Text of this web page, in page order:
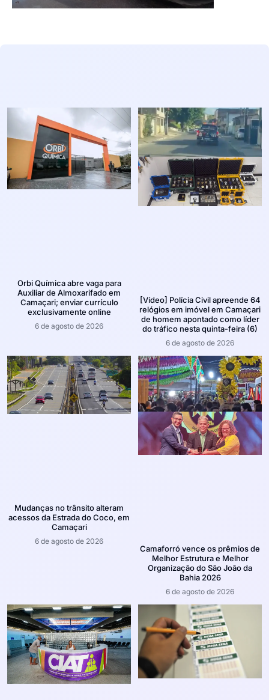
Orbi Química abre vaga para
Auxiliar de Almoxarifado em
Camaçari; enviar currículo
exclusivamente online
6 de agosto de 2026
[Vídeo] Polícia Civil apreende 64
relógios em imóvel em Camaçari
de homem apontado como líder
do tráfico nesta quinta-feira (6)
6 de agosto de 2026
Mudanças no trânsito alteram
acessos da Estrada do Coco, em
Camaçari
6 de agosto de 2026
Camaforró vence os prêmios de
Melhor Estrutura e Melhor
Organização do São João da
Bahia 2026
6 de agosto de 2026